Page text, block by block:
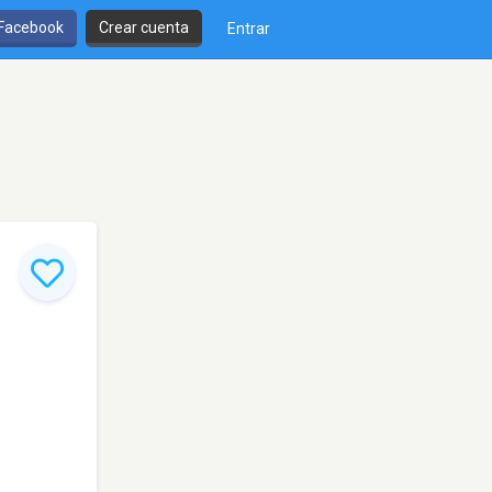
Crear cuenta Entrar